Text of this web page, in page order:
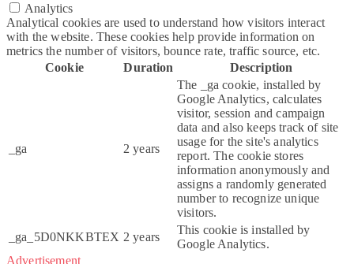
Analytics
Analytical cookies are used to understand how visitors interact
with the website. These cookies help provide information on
metrics the number of visitors, bounce rate, traffic source, etc.
Cookie
Duration Description
_ga 2 years
The _ga cookie, installed by
Google Analytics, calculates
visitor, session and campaign
data and also keeps track of site
usage for the site's analytics
report. The cookie stores
information anonymously and
assigns a randomly generated
number to recognize unique
visitors.
_ga_5D0NKKBTEX 2 years
This cookie is installed by
Google Analytics.
Advertisement